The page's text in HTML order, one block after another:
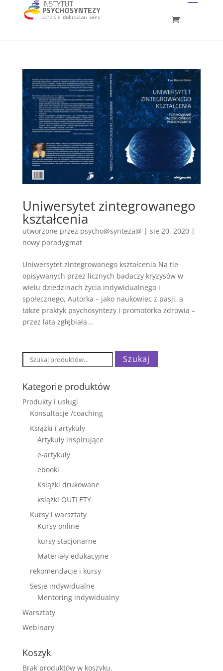
Uniwersytet zintegrowanego
kształcenia
utworzone przez psycho@synteza@ | sie 20, 2020|
nowy paradygmat
Uniwersytet zintegrowanego kształcenia Na tle
opisywanych przez licznych badaczy kryzysów w
wielu dziedzinach życia indywidualnego i
społecznego, Autorka – jako naukowiec z pasji, a
także praktyk psychosyntezy i promotorka zdrowia –
przez lata zgłębiała...
Szukaj: Szukaj
Kategorie produktów
Produkty i usługi
Konsultacje /coaching
Książki i artykuły
Artykuły inspirujące
e-artykuły
ebooki
Książki drukowane
książki OUTLETY
Kursy i warsztaty
Kursy online
kursy stacjonarne
Materiały edukacyjne
rekomendacje i kursy
Sesje indywidualne
Mentoring indywidualny
Warsztaty
Webinary
Koszyk
Brak produktów w koszyku.